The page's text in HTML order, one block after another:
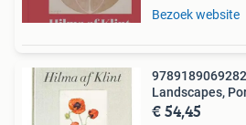
Bezoek website
Landscapes,
€ 54,45